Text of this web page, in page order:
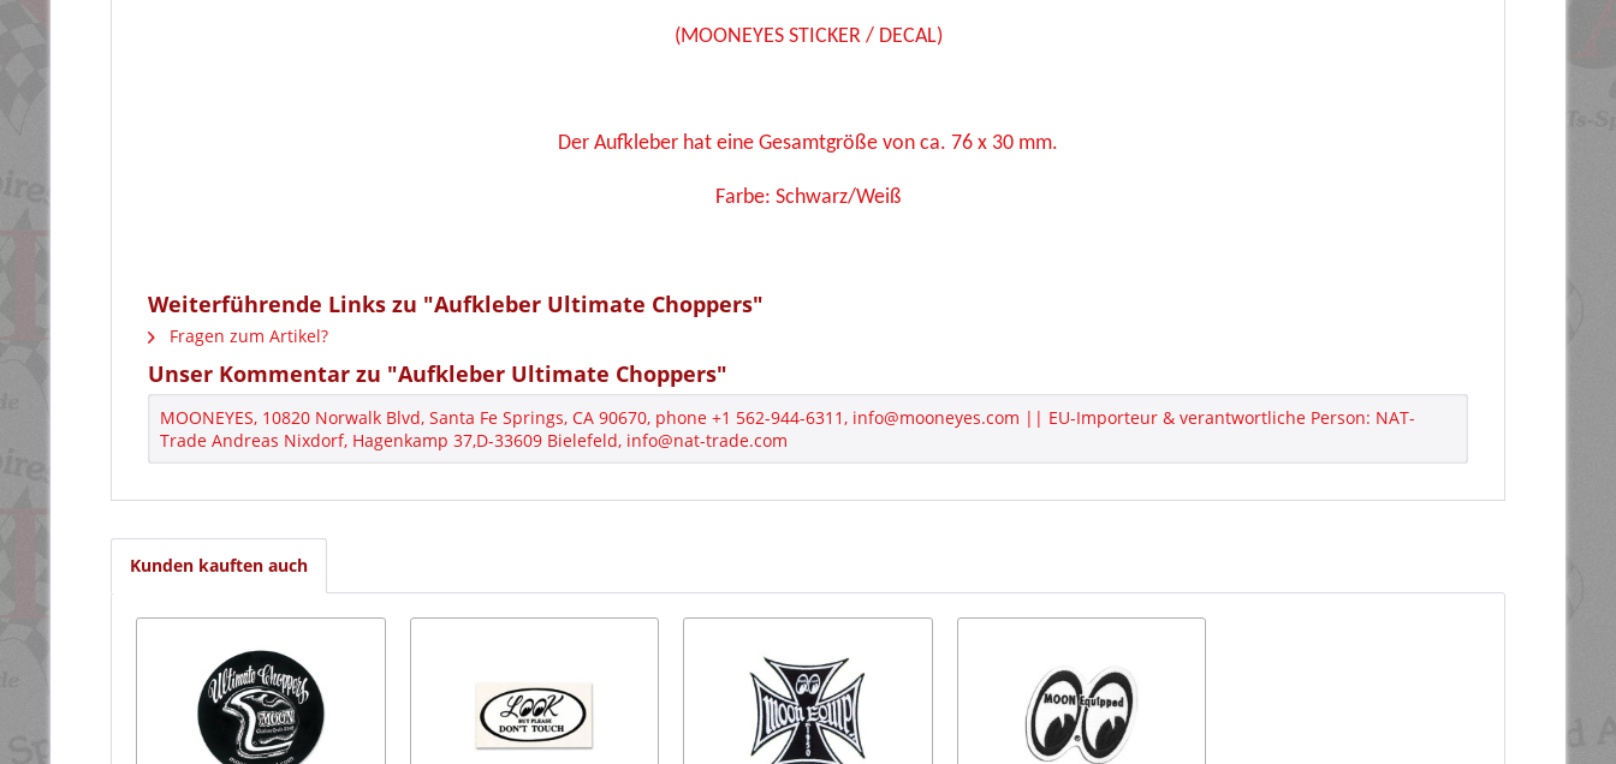
(MOONEYES STICKER / DECAL)
Der Aufkleber hat eine Gesamtgröße von ca. 76 x 30 mm.
Farbe: Schwarz/Weiß
Weiterführende Links zu "Aufkleber Ultimate Choppers"
Fragen zum Artikel?
Unser Kommentar zu "Aufkleber Ultimate Choppers"
MOONEYES, 10820 Norwalk Blvd, Santa Fe Springs, CA 90670, phone +1 562-944-6311, info@mooneyes.com || EU-Importeur & verantwortliche Person: NAT-
Trade Andreas Nixdorf, Hagenkamp 37,D-33609 Bielefeld, info@nat-trade.com
Kunden kauften auch